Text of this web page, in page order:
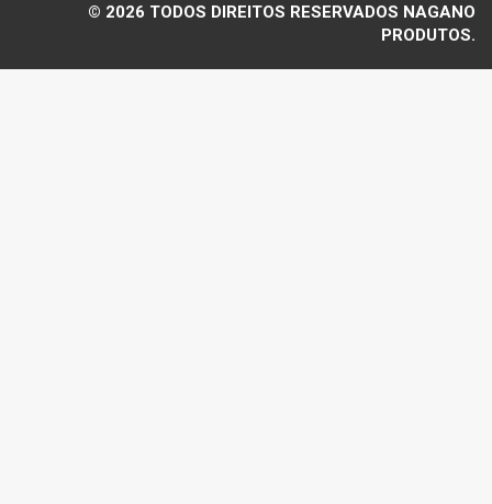
© 2026 TODOS DIREITOS RESERVADOS NAGANO
PRODUTOS.